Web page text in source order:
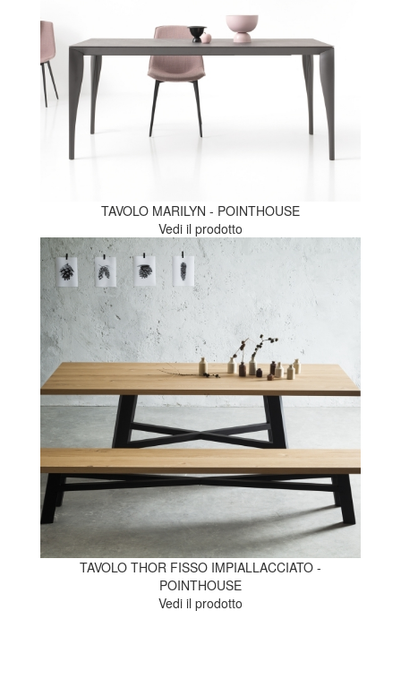
TAVOLO MARILYN - POINTHOUSE
Vedi il prodotto
TAVOLO THOR FISSO IMPIALLACCIATO -
POINTHOUSE
Vedi il prodotto